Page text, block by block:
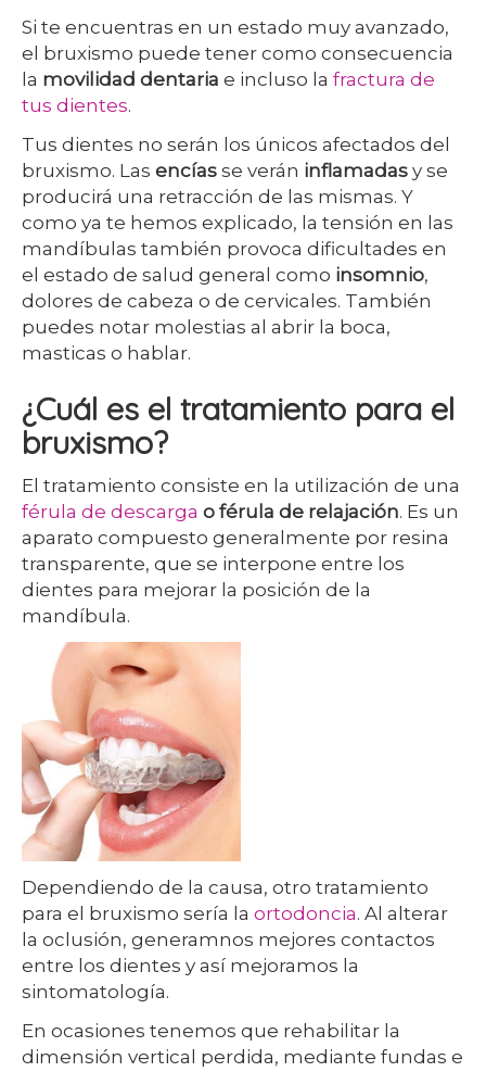
Si te encuentras en un estado muy avanzado,
el bruxismo puede tener como consecuencia
la movilidad dentaria e incluso la fractura de
tus dientes.
Tus dientes no serán los únicos afectados del
bruxismo. Las encías se verán inflamadas y se
producirá una retracción de las mismas. Y
como ya te hemos explicado, la tensión en las
mandíbulas también provoca dificultades en
el estado de salud general como insomnio,
dolores de cabeza o de cervicales. También
puedes notar molestias al abrir la boca,
masticas o hablar.
¿Cuál es el tratamiento para el
bruxismo?
El tratamiento consiste en la utilización de una
férula de descarga o férula de relajación. Es un
aparato compuesto generalmente por resina
transparente, que se interpone entre los
dientes para mejorar la posición de la
mandíbula.
Dependiendo de la causa, otro tratamiento
para el bruxismo sería la ortodoncia. Al alterar
la oclusión, generamnos mejores contactos
entre los dientes y así mejoramos la
sintomatología.
En ocasiones tenemos que rehabilitar la
dimensión vertical perdida, mediante fundas e